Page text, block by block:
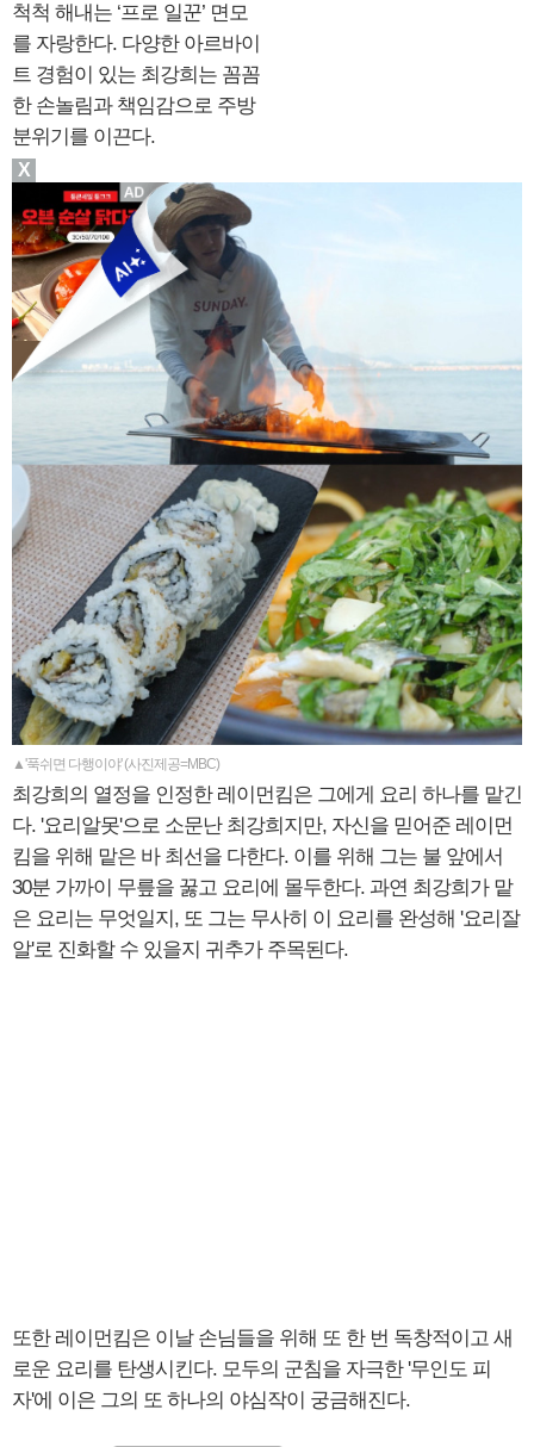
척척 해내는 ‘프로 일꾼’ 면모
를 자랑한다. 다양한 아르바이
트 경험이 있는 최강희는 꼼꼼
한 손놀림과 책임감으로 주방
분위기를 이끈다.
▲'푹쉬면 다행이야' (사진제공=MBC)
최강희의 열정을 인정한 레이먼킴은 그에게 요리 하나를 맡긴
다. '요리알못'으로 소문난 최강희지만, 자신을 믿어준 레이먼
킴을 위해 맡은 바 최선을 다한다. 이를 위해 그는 불 앞에서
30분 가까이 무릎을 꿇고 요리에 몰두한다. 과연 최강희가 맡
은 요리는 무엇일지, 또 그는 무사히 이 요리를 완성해 '요리잘
알'로 진화할 수 있을지 귀추가 주목된다.
또한 레이먼킴은 이날 손님들을 위해 또 한 번 독창적이고 새
로운 요리를 탄생시킨다. 모두의 군침을 자극한 '무인도 피
자'에 이은 그의 또 하나의 야심작이 궁금해진다.
X